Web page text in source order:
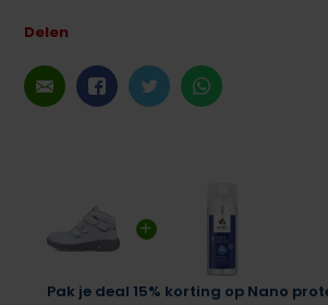
Pak je deal 15% korting op Nano
Delen